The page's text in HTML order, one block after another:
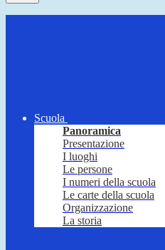
Scuola
Panoramica
Presentazione
I luoghi
Le persone
I numeri della scuola
Le carte della scuola
Organizzazione
La storia